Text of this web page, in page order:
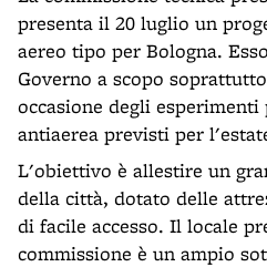
presenta il 20 luglio un
aereo tipo per Bologna.
Governo a scopo
occasione degli
antiaerea previsti per
L'obiettivo è allestire un
della città, dotato delle
di facile accesso. Il locale
commissione è un ampio